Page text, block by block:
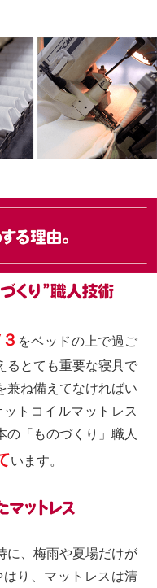
をベッドの上で過ご
るとても重要な寝具で
兼ね備えてなければい
トコイルマットレス
の「ものづくり」職人
います。
に、梅雨や夏場だけが
り、マットレスは清